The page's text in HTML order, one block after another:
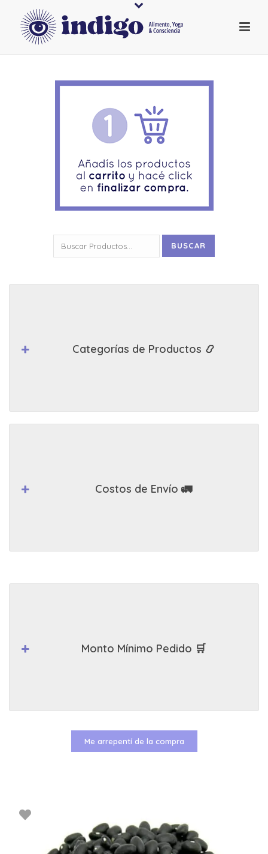
por:
BUSCAR
Categorías de Productos 📿
Costos de Envío 🚛
Monto Mínimo Pedido 🛒
Me arrepentí de la compra